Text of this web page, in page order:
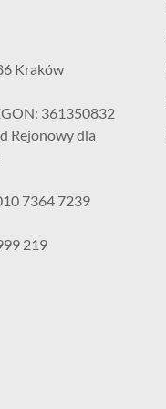
Kraków
361350832
Rejonowy dla
7364 7239
219